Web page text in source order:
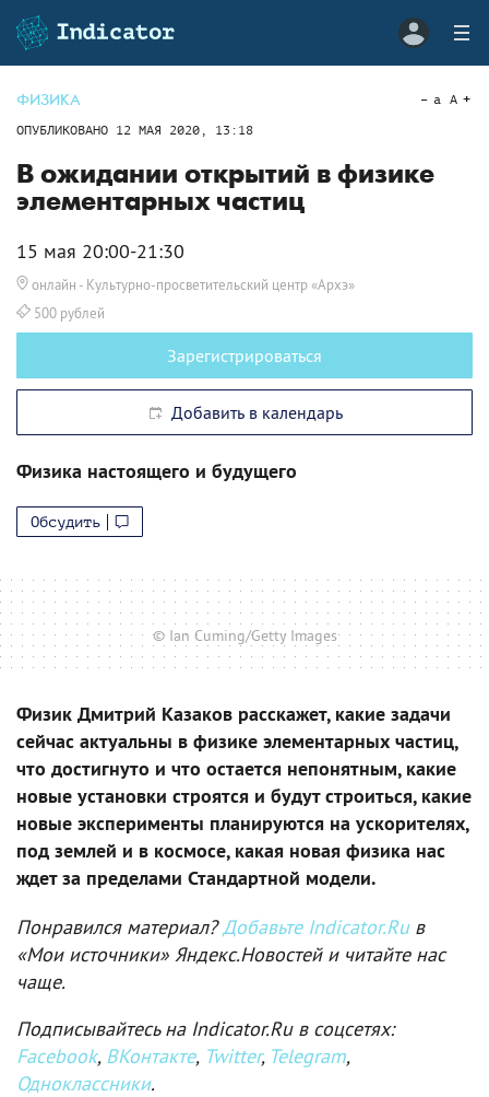
ФИЗИКА
ОПУБЛИКОВАНО 12 МАЯ 2020, 13:18
a A
В ожидании открытий в физике
элементарных частиц
15 мая 20:00-21:30
онлайн - Культурно-просветительский центр «Архэ»
500 рублей
Зарегистрироваться
Добавить в календарь
Физика настоящего и будущего
Обсудить
© Ian Cuming/Getty Images
Физик Дмитрий Казаков расскажет, какие задачи
сейчас актуальны в физике элементарных частиц,
что достигнуто и что остается непонятным, какие
новые установки строятся и будут строиться, какие
новые эксперименты планируются на ускорителях,
под землей и в космосе, какая новая физика нас
ждет за пределами Стандартной модели.
Понравился материал?Добавьте Indicator.Ruв
«Мои источники» Яндекс.Новостей и читайте нас
чаще.
Подписывайтесь на Indicator.Ru в соцсетях:
Facebook, ВКонтакте, Twitter, Telegram,
Одноклассники.